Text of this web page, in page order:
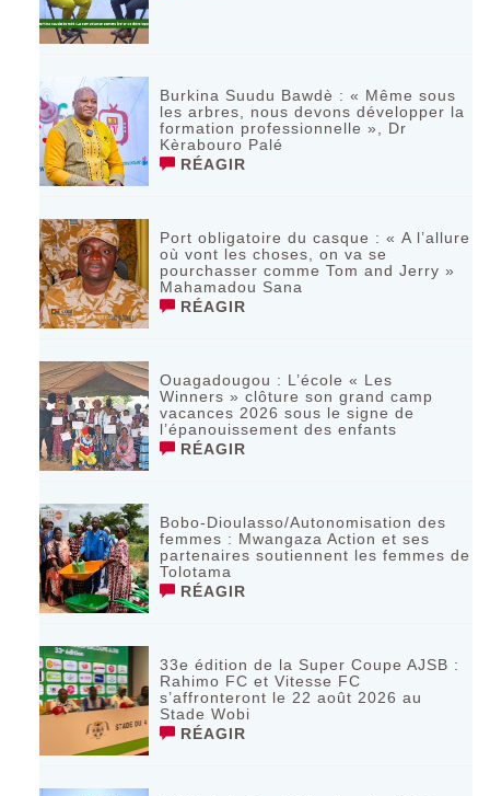
Burkina Suudu Bawdè : « Même sous
les arbres, nous devons développer la
formation professionnelle », Dr
Kèrabouro Palé
RÉAGIR
Port obligatoire du casque : « A l’allure
où vont les choses, on va se
pourchasser comme Tom and Jerry »
Mahamadou Sana
RÉAGIR
Ouagadougou : L’école « Les
Winners » clôture son grand camp
vacances 2026 sous le signe de
l’épanouissement des enfants
RÉAGIR
Bobo-Dioulasso/Autonomisation des
femmes : Mwangaza Action et ses
partenaires soutiennent les femmes de
Tolotama
RÉAGIR
33e édition de la Super Coupe AJSB :
Rahimo FC et Vitesse FC
s’affronteront le 22 août 2026 au
Stade Wobi
RÉAGIR